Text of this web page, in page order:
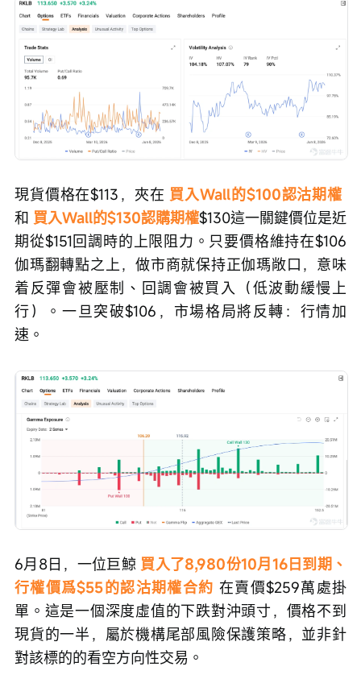
現貨價格在$113，夾在 買入Wall的$100認沽期權
和 買入Wall的$130認購期權$130這一關鍵價位是近
期從$151回調時的上限阻力。只要價格維持在$106
伽瑪翻轉點之上，做市商就保持正伽瑪敞口，意味
着反彈會被壓制、回調會被買入（低波動緩慢上
行）。一旦突破$106，市場格局將反轉：行情加
速。
6月8日，一位巨鯨 買入了8,980份10月16日到期、
行權價爲$55的認沽期權合約 在賣價$259萬處掛
單。這是一個深度虛值的下跌對沖頭寸，價格不到
現貨的一半，屬於機構尾部風險保護策略，並非針
對該標的的看空方向性交易。